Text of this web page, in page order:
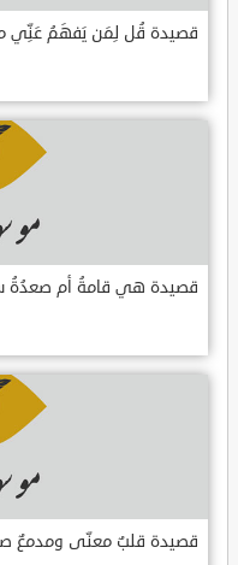
قصيدة قُل لِمَن يَفهَمُ عَنِّي ما
قصيدة هي قامةُ أم صعدُةُ
قصيدة قلبٌ معنّى ومدمعٌ